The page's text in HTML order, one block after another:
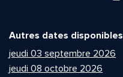
Autres dates disponibles
jeudi 03 septembre 2026
jeudi 08 octobre 2026